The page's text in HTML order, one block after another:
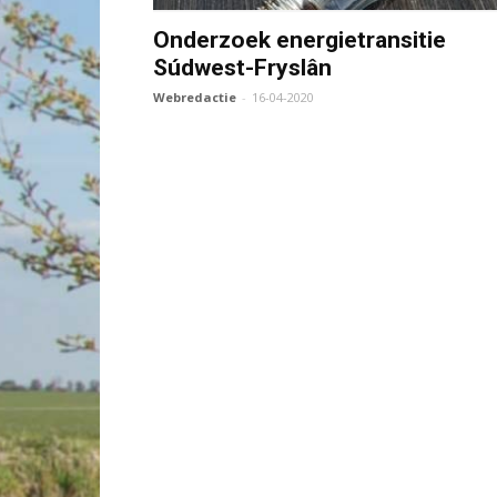
Onderzoek energietransitie
Súdwest-Fryslân
Webredactie - 16-04-2020